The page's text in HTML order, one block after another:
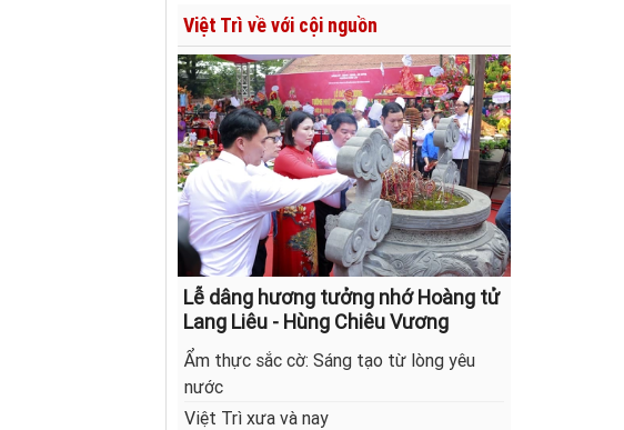
Việt Trì về với cội nguồn
Lễ dâng hương tưởng nhớ Hoàng tử
Lang Liêu - Hùng Chiêu Vương
Ẩm thực sắc cờ: Sáng tạo từ lòng yêu
nước
Việt Trì xưa và nay